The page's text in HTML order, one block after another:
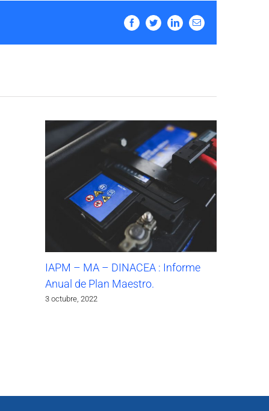
FacebookTwitterLinkedInEmail
IAPM – MA – DINACEA : Informe
Anual de Plan Maestro.
3 octubre, 2022